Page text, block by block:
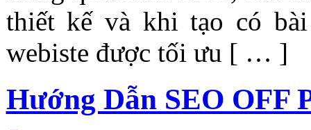
thiết kế và khi tạo có
webiste được tối ưu [ … ]
Hướng Dẫn SEO OFF